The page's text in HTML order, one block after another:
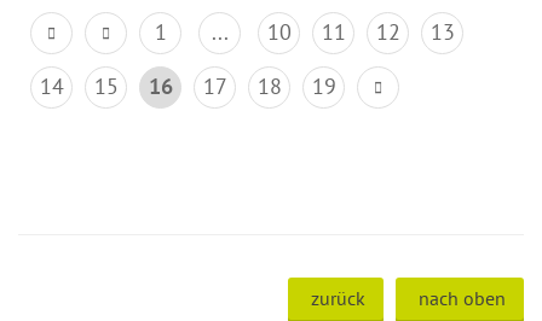
1 ... 10 11 12
13
14
15 16 17 18 19
zurück nach oben